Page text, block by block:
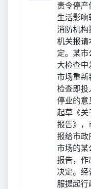
责令停
生活影响
消防机构
机关报请
定。某
大检查中
市场重新
检查即投
停业的意
起草《关
报告》，
报给市政
市场的某
报告，作
决定。
服提起行